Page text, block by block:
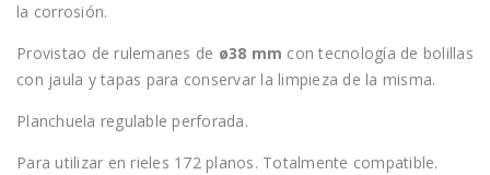
la corrosión.
Provistao de rulemanes de ø38 mm con tecnología de bolillas
con jaula y tapas para conservar la limpieza de la misma.
Planchuela regulable perforada.
Para utilizar en rieles 172 planos. Totalmente compatible.